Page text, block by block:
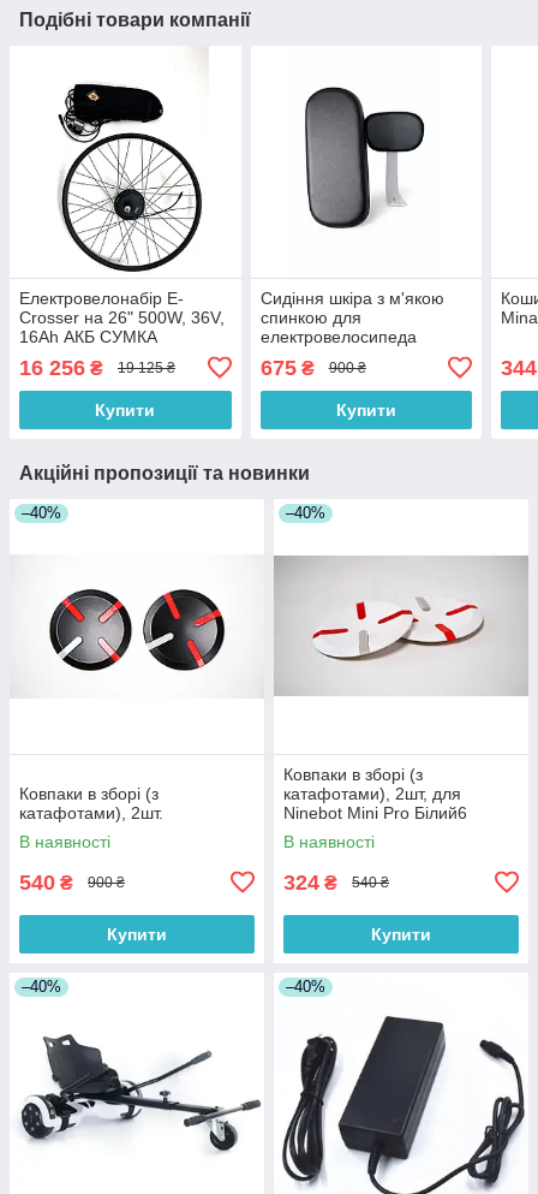
Подібні товари компанії
Електровелонабір E-
Crosser на 26" 500W, 36V,
16Аh АКБ СУМКА
16 256 ₴ 19 125 ₴
Купити
Сидіння шкіра з м'якою
спинкою для
електровелосипеда
675₴ 900 ₴
Купити
344
Акційні пропозиції та новинки
–40%
Ковпаки в зборі (з
катафотами), 2шт.
В наявності
540 ₴ 900 ₴
Купити
–40%
Ковпаки в зборі (з
катафотами), 2шт, для
Ninebot Mini Pro Білий6
В наявності
324 ₴ 540 ₴
Купити
–40% –40%